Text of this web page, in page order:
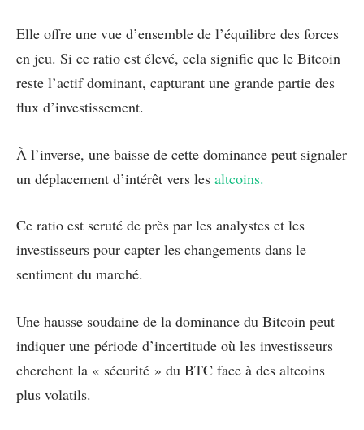
Elle offre une vue d’ensemble de l’équilibre des forces
en jeu. Si ce ratio est élevé, cela signifie que le Bitcoin
reste l’actif dominant, capturant une grande partie des
flux d’investissement.
À l’inverse, une baisse de cette dominance peut signaler
un déplacement d’intérêt vers les altcoins.
Ce ratio est scruté de près par les analystes et les
investisseurs pour capter les changements dans le
sentiment du marché.
Une hausse soudaine de la dominance du Bitcoin peut
indiquer une période d’incertitude où les investisseurs
cherchent la « sécurité » du BTC face à des altcoins
plus volatils.